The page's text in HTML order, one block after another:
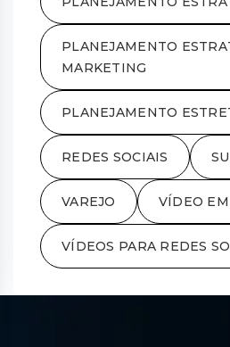
PLANEJAMENTO
MARKETING
PLANEJAMENTO
REDES SOCIAIS
VAREJO VÍDEO
VÍDEOS PARA REDES